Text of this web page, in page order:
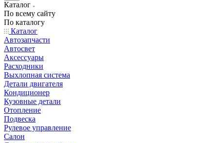
Каталог
По всему сайту
По каталогу
Каталог
Автозапчасти
Автосвет
Аксессуары
Расходники
Выхлопная система
Детали двигателя
Кондиционер
Кузовные детали
Отопление
Подвеска
Рулевое управление
Салон